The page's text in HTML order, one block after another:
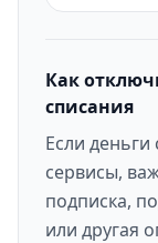
Как
списания
Если
сервисы,
подписка,
или другая